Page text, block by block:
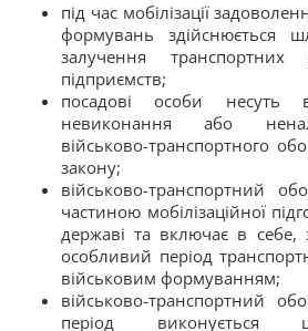
під час мобілізації
формувань здійснюється
залучення транспортних
підприємств;
посадові особи несуть
невиконання або
військово-транспортного
закону;
військово-транспортний
частиною мобілізаційної
державі та включає в себе,
особливий період
військовим формуванням;
військово-транспортний
період виконується